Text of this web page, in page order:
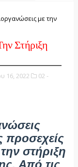
με την
Στήριξη
16, 2022
02 -
προσεχείς
στήριξη